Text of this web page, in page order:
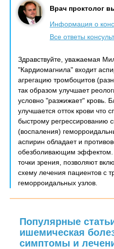
Врач проктолог
Информация о
Все ответы
Здравствуйте, уважаемая
"Кардиомагнила" входит
агрегацию тромбоцитов
так образом улучшает
условно "разжижает" кровь.
улучшается отток крови что
быстрому регрессированию
(воспаления)
аспирин обладает и
обезболивающим эффектом.
точки зрения, позволяют
схему лечения пациентов с
геморроидальных узлов.
Популярные
ишемическая
симптомы и